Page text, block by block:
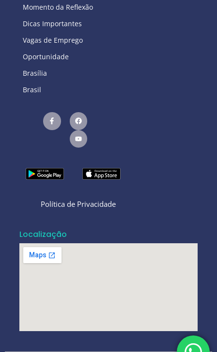
Momento da Reflexão
Dicas Importantes
Vagas de Emprego
Oportunidade
Brasília
Brasil
Política de Privacidade
Localização